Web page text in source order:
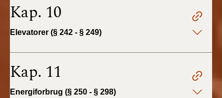
Kap. 10
Elevatorer (§ 242 - § 249)
Kap. 11
Energiforbrug (§ 250 - § 298)